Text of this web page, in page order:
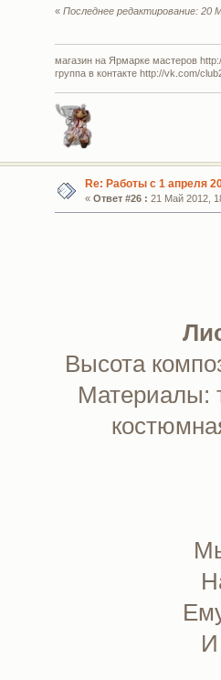
«Последнее редактирование: 20
магазин на Ярмарке мастеров
группа в контакте http://vk.com/
Re: Работы с 1 апреля
« Ответ #26 : 21 Май 2012,
Высота
Материалы:
И